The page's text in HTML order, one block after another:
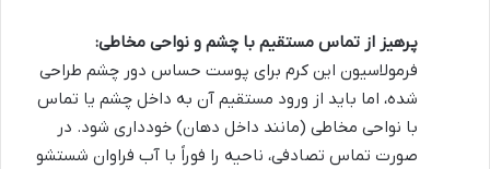
پرهیز از تماس مستقیم با چشم و نواحی مخاطی:
فرمولاسیون این کرم برای پوست حساس دور چشم طراحی
شده، اما باید از ورود مستقیم آن به داخل چشم یا تماس
با نواحی مخاطی (مانند داخل دهان) خودداری شود. در
صورت تماس تصادفی، ناحیه را فوراً با آب فراوان شستشو